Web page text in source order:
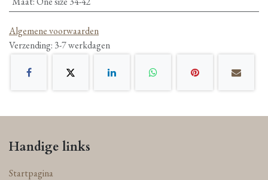
Algemene voorwaarden
Verzending: 3-7 werkdagen
Handige links
Startpagina